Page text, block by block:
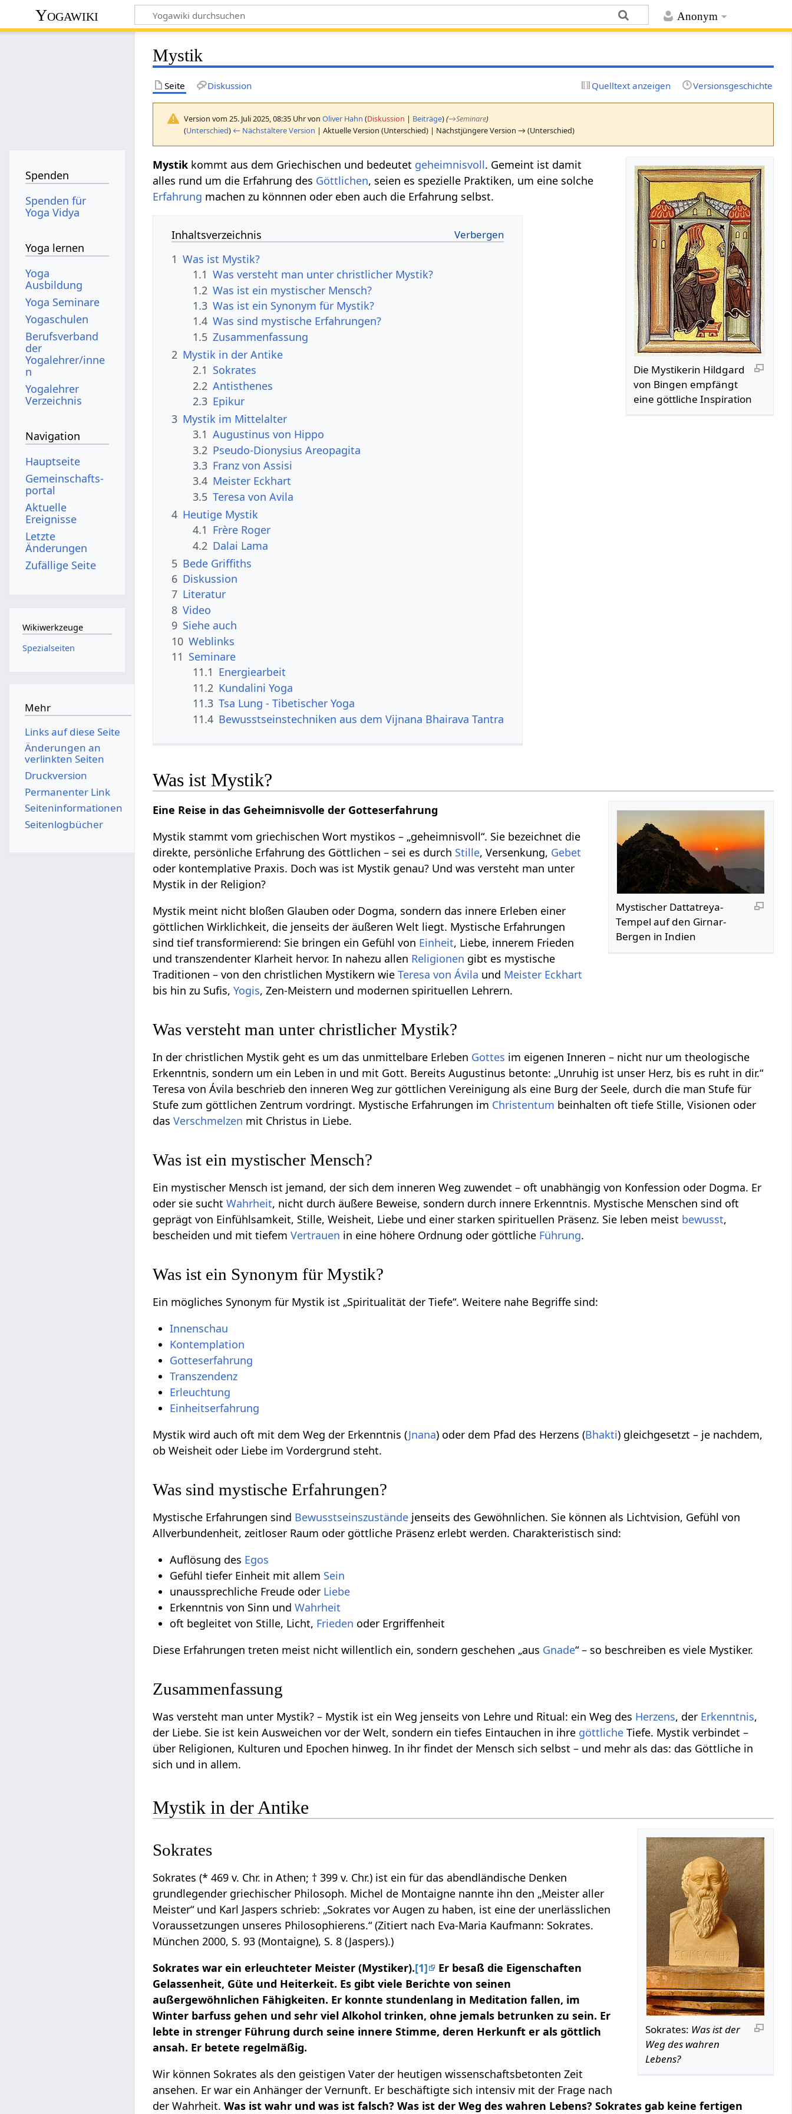
Anonym
Yogawiki
Mystik
Seite Diskussion Quelltext anzeigen Versionsgeschichte
Version vom 25. Juli 2025, 08:35 Uhr vonOliver Hahn (Diskussion | Beiträge)(→Seminare)
(Unterschied) ← Nächstältere Version | Aktuelle Version (Unterschied) | Nächstjüngere Version → (Unterschied)
Die Mystikerin Hildgard
von Bingen empfängt
eine göttliche Inspiration
Mystik kommt aus dem Griechischen und bedeutet geheimnisvoll. Gemeint ist damit
alles rund um die Erfahrung des Göttlichen, seien es spezielle Praktiken, um eine solche
Erfahrung machen zu könnnen oder eben auch die Erfahrung selbst.
Inhaltsverzeichnis
1 Was ist Mystik?
1.1 Was versteht man unter christlicher Mystik?
1.2 Was ist ein mystischer Mensch?
1.3 Was ist ein Synonym für Mystik?
1.4 Was sind mystische Erfahrungen?
1.5 Zusammenfassung
2 Mystik in der Antike
2.1 Sokrates
2.2 Antisthenes
2.3 Epikur
3 Mystik im Mittelalter
3.1 Augustinus von Hippo
3.2 Pseudo-Dionysius Areopagita
3.3 Franz von Assisi
3.4 Meister Eckhart
3.5 Teresa von Avila
4 Heutige Mystik
4.1 Frère Roger
4.2 Dalai Lama
5 Bede Griffiths
6 Diskussion
7 Literatur
8 Video
9 Siehe auch
10 Weblinks
11 Seminare
11.1 Energiearbeit
11.2 Kundalini Yoga
11.3 Tsa Lung - Tibetischer Yoga
11.4 Bewusstseinstechniken aus dem Vijnana Bhairava Tantra
Was ist Mystik?
Mystischer Dattatreya-
Tempel auf den Girnar-
Bergen in Indien
Eine Reise in das Geheimnisvolle der Gotteserfahrung
Mystik stammt vom griechischen Wort mystikos – „geheimnisvoll“. Sie bezeichnet die
direkte, persönliche Erfahrung des Göttlichen – sei es durch Stille, Versenkung, Gebet
oder kontemplative Praxis. Doch was ist Mystik genau? Und was versteht man unter
Mystik in der Religion?
Mystik meint nicht bloßen Glauben oder Dogma, sondern das innere Erleben einer
göttlichen Wirklichkeit, die jenseits der äußeren Welt liegt. Mystische Erfahrungen
sind tief transformierend: Sie bringen ein Gefühl von Einheit, Liebe, innerem Frieden
und transzendenter Klarheit hervor. In nahezu allen Religionen gibt es mystische
Traditionen – von den christlichen Mystikern wieTeresa von Ávila und Meister Eckhart
bis hin zu Sufis,Yogis, Zen-Meistern und modernen spirituellen Lehrern.
Was versteht man unter christlicher Mystik?
In der christlichen Mystik geht es um das unmittelbare Erleben Gottes im eigenen Inneren – nicht nur um theologische
Erkenntnis, sondern um ein Leben in und mit Gott. Bereits Augustinus betonte: „Unruhig ist unser Herz, bis es ruht in dir.“
Teresa von Ávila beschrieb den inneren Weg zur göttlichen Vereinigung als eine Burg der Seele, durch die man Stufe für
Stufe zum göttlichen Zentrum vordringt. Mystische Erfahrungen im Christentum beinhalten oft tiefe Stille, Visionen oder
dasVerschmelzen mit Christus in Liebe.
Was ist ein mystischer Mensch?
Ein mystischer Mensch ist jemand, der sich dem inneren Weg zuwendet – oft unabhängig von Konfession oder Dogma. Er
oder sie suchtWahrheit, nicht durch äußere Beweise, sondern durch innere Erkenntnis. Mystische Menschen sind oft
geprägt von Einfühlsamkeit, Stille, Weisheit, Liebe und einer starken spirituellen Präsenz. Sie leben meist bewusst,
bescheiden und mit tiefemVertrauen in eine höhere Ordnung oder göttliche Führung.
Was ist ein Synonym für Mystik?
Ein mögliches Synonym für Mystik ist „Spiritualität der Tiefe“. Weitere nahe Begriffe sind:
Innenschau
Kontemplation
Gotteserfahrung
Transzendenz
Erleuchtung
Einheitserfahrung
Mystik wird auch oft mit dem Weg der Erkenntnis (Jnana) oder dem Pfad des Herzens (Bhakti) gleichgesetzt – je nachdem,
ob Weisheit oder Liebe im Vordergrund steht.
Was sind mystische Erfahrungen?
Mystische Erfahrungen sind Bewusstseinszustände jenseits des Gewöhnlichen. Sie können als Lichtvision, Gefühl von
Allverbundenheit, zeitloser Raum oder göttliche Präsenz erlebt werden. Charakteristisch sind:
Auflösung des Egos
Gefühl tiefer Einheit mit allem Sein
unaussprechliche Freude oder Liebe
Erkenntnis von Sinn undWahrheit
oft begleitet von Stille, Licht, Frieden oder Ergriffenheit
Diese Erfahrungen treten meist nicht willentlich ein, sondern geschehen „aus Gnade“ – so beschreiben es viele Mystiker.
Zusammenfassung
Was versteht man unter Mystik? – Mystik ist ein Weg jenseits von Lehre und Ritual: ein Weg des Herzens, der Erkenntnis,
der Liebe. Sie ist kein Ausweichen vor der Welt, sondern ein tiefes Eintauchen in ihre göttliche Tiefe. Mystik verbindet –
über Religionen, Kulturen und Epochen hinweg. In ihr findet der Mensch sich selbst – und mehr als das: das Göttliche in
sich und in allem.
Mystik in der Antike
Sokrates: Was ist der
Weg des wahren
Lebens?
Sokrates
Sokrates (* 469 v. Chr. in Athen; † 399 v. Chr.) ist ein für das abendländische Denken
grundlegender griechischer Philosoph. Michel de Montaigne nannte ihn den „Meister aller
Meister“ und Karl Jaspers schrieb: „Sokrates vor Augen zu haben, ist eine der unerlässlichen
Voraussetzungen unseres Philosophierens.“ (Zitiert nach Eva-Maria Kaufmann: Sokrates.
München 2000, S. 93 (Montaigne), S. 8 (Jaspers).)
Sokrates war ein erleuchteter Meister (Mystiker).[1]
Er besaß die Eigenschaften
Gelassenheit, Güte und Heiterkeit. Es gibt viele Berichte von seinen
außergewöhnlichen Fähigkeiten. Er konnte stundenlang in Meditation fallen, im
Winter barfuss gehen und sehr viel Alkohol trinken, ohne jemals betrunken zu sein. Er
lebte in strenger Führung durch seine innere Stimme, deren Herkunft er als göttlich
ansah. Er betete regelmäßig.
Wir können Sokrates als den geistigen Vater der heutigen wissenschaftsbetonten Zeit
ansehen. Er war ein Anhänger der Vernunft. Er beschäftigte sich intensiv mit der Frage nach
der Wahrheit.Was ist wahr und was ist falsch? Was ist der Weg des wahren Lebens? Sokrates gab keine fertigen
Spenden
Spenden für
Yoga Vidya
Yoga lernen
Yoga
Ausbildung
Yoga Seminare
Yogaschulen
Berufsverband
der
Yogalehrer/inne
n
Yogalehrer
Verzeichnis
Navigation
Hauptseite
Gemeinschafts­
portal
Aktuelle
Ereignisse
Letzte
Änderungen
Zufällige Seite
Wikiwerkzeuge
Spezialseiten
Mehr
Links auf diese Seite
Änderungen an
verlinkten Seiten
Druckversion
Permanenter Link
Seiten­­informationen
Seitenlogbücher